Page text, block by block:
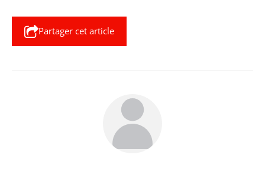
Partager cet article